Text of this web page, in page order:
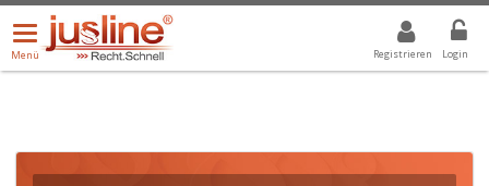
Registrieren Login
Menü
öffnen/schließen
Menü
ALLE DROPDOWN: GEWÄHLTER WERT IST ALLE